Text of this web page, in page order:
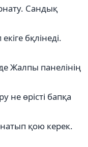
Сандық
бқлінеді.
Жалпы панелінің
не өрісті бапқа
қою керек.